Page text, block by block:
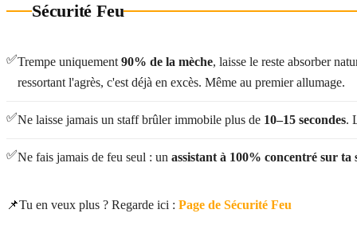
Sécurité Feu
✅Trempe uniquement 90% de la mèche, laisse le reste absorber
ressortant l'agrès, c'est déjà en excès. Même au premier allumage.
✅Ne laisse jamais un staff brûler immobile plus de 10–15 secondes.
✅Ne fais jamais de feu seul : un assistant à 100% concentré sur ta
📌Tu en veux plus ? Regarde ici : Page de Sécurité Feu